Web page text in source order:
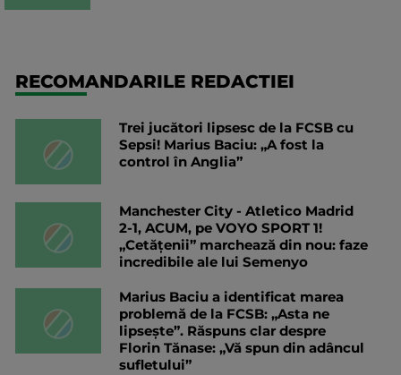
RECOMANDARILE REDACTIEI
Trei jucători lipsesc de la FCSB cu
Sepsi! Marius Baciu: „A fost la
control în Anglia”
Manchester City - Atletico Madrid
2-1, ACUM, pe VOYO SPORT 1!
„Cetățenii” marchează din nou: faze
incredibile ale lui Semenyo
Marius Baciu a identificat marea
problemă de la FCSB: „Asta ne
lipsește”. Răspuns clar despre
Florin Tănase: „Vă spun din adâncul
sufletului”